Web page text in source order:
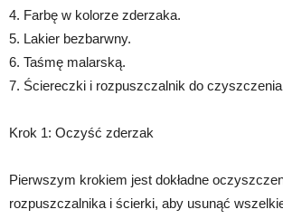
4. Farbę w kolorze zderzaka.
5. Lakier bezbarwny.
6. Taśmę malarską.
7. Ściereczki i rozpuszczalnik do
Krok 1: Oczyść zderzak
Pierwszym krokiem jest dokładne
rozpuszczalnika i ścierki, aby usunąć